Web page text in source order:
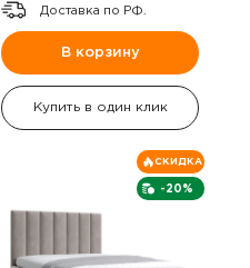
Доставка по РФ.
В корзину
Купить в один клик
-20%
СКИДКА